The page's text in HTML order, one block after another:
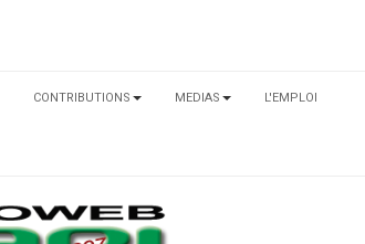
CONTRIBUTIONS MEDIAS L'EMPLOI